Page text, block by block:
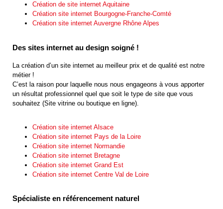
Création de site internet Aquitaine
Création site internet Bourgogne-Franche-Comté
Création site internet Auvergne Rhône Alpes
Des sites internet au design soigné !
La création d’un site internet au meilleur prix et de qualité est notre
métier !
C’est la raison pour laquelle nous nous engageons à vous apporter
un résultat professionnel quel que soit le type de site que vous
souhaitez (Site vitrine ou boutique en ligne).
Création site internet Alsace
Création site internet Pays de la Loire
Création site internet Normandie
Création site internet Bretagne
Création site internet Grand Est
Création site internet Centre Val de Loire
Spécialiste en référencement naturel